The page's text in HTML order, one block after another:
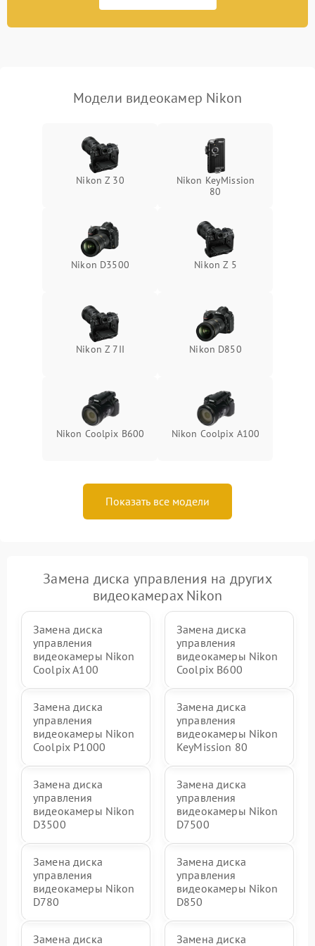
Модели видеокамер Nikon
Nikon Z 30
Nikon KeyMission
80
Nikon D3500 Nikon Z 5
Nikon Z 7II Nikon D850
Nikon Coolpix B600 Nikon Coolpix A100
Показать все модели
Замена диска управления на других
видеокамерах Nikon
Замена диска
управления
видеокамеры Nikon
Coolpix A100
Замена диска
управления
видеокамеры Nikon
Coolpix B600
Замена диска
управления
видеокамеры Nikon
Coolpix P1000
Замена диска
управления
видеокамеры Nikon
KeyMission 80
Замена диска
управления
видеокамеры Nikon
D3500
Замена диска
управления
видеокамеры Nikon
D7500
Замена диска
управления
видеокамеры Nikon
D780
Замена диска
управления
видеокамеры Nikon
D850
Замена диска
Замена диска